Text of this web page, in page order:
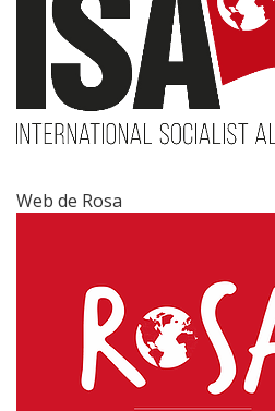
Web de Rosa